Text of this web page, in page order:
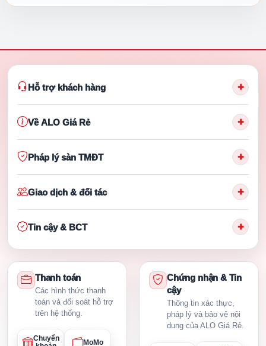
Hỗ trợ khách hàng +
Về ALO Giá Rẻ +
Pháp lý sàn TMĐT +
Giao dịch & đối tác +
Tin cậy & BCT +
Thanh toán
Các hình thức thanh
toán và đối soát hỗ trợ
trên hệ thống.
Chuyển
MoMo
Chứng nhận & Tin
cậy
Thông tin xác thực,
pháp lý và bảo vệ nội
dung của ALO Giá Rẻ.